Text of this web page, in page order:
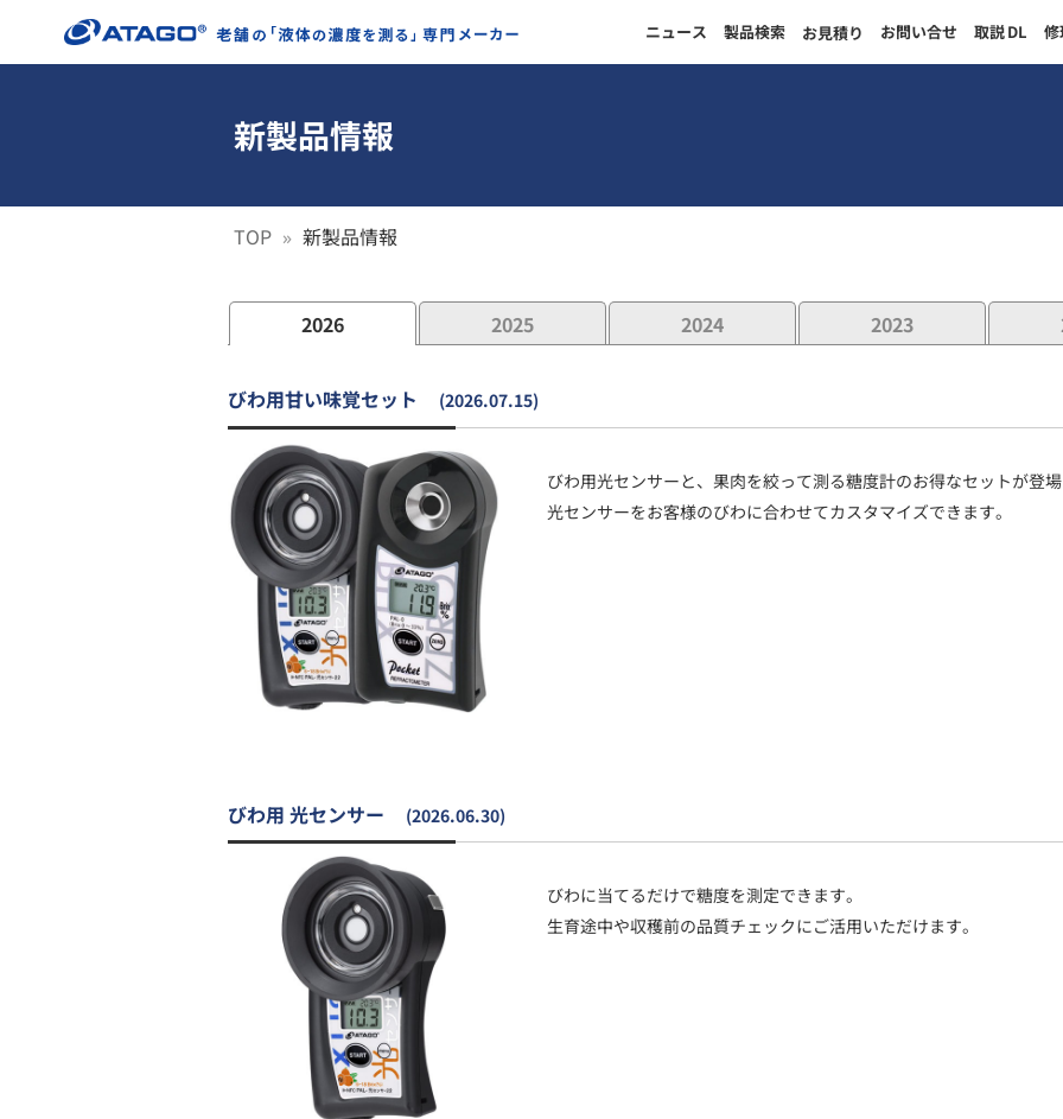
ニュース 製品検索 お見積り お問い合せ 取説DL
新製品情報
TOP 新製品情報
2026 2025 2024 2023
びわ用甘い味覚セット (2026.07.15)
びわ用光センサーと、果肉を絞って測る糖度計のお得なセットが登場
光センサーをお客様のびわに合わせてカスタマイズできます。
びわ用 光センサー (2026.06.30)
びわに当てるだけで糖度を測定できます。
生育途中や収穫前の品質チェックにご活用いただけます。